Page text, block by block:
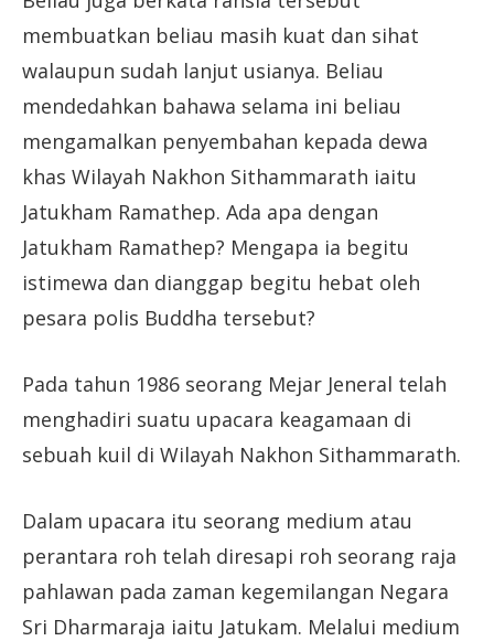
membuatkan beliau masih kuat dan sihat
walaupun sudah lanjut usianya. Beliau
mendedahkan bahawa selama ini beliau
mengamalkan penyembahan kepada dewa
khas Wilayah Nakhon Sithammarath iaitu
Jatukham Ramathep. Ada apa dengan
Jatukham Ramathep? Mengapa ia begitu
istimewa dan dianggap begitu hebat oleh
pesara polis Buddha tersebut?
Pada tahun 1986 seorang Mejar Jeneral telah
menghadiri suatu upacara keagamaan di
sebuah kuil di Wilayah Nakhon Sithammarath.
Dalam upacara itu seorang medium atau
perantara roh telah diresapi roh seorang raja
pahlawan pada zaman kegemilangan Negara
Sri Dharmaraja iaitu Jatukam. Melalui medium